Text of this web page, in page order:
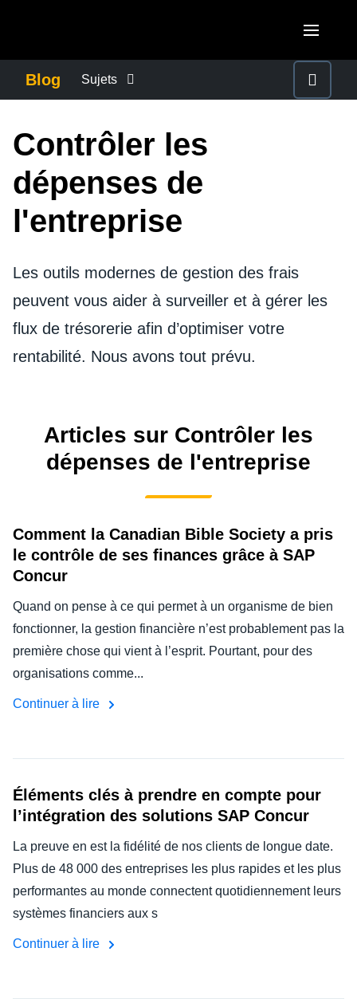
Canada (English)
Canada (Français)
México (Español)
France (Français)
Deutschland (Deutsch)
Sweden (English)
Denmark (English)
España (Español)
ASIA PACIFIC
日本（日本語)
Singapore (English)
Blog Sujets
CONTRÔLER LES DÉPENSES DE L'ENTREPRISE
FRAUDE ET CONFORMITÉ
DURABILITÉ ÉCOLOGIQUE
Contrôler les
dépenses de
l'entreprise
Les outils modernes de gestion des frais
peuvent vous aider à surveiller et à gérer les
flux de trésorerie afin d’optimiser votre
rentabilité. Nous avons tout prévu.
Articles sur Contrôler les
dépenses de l'entreprise
Comment la Canadian Bible Society a pris
le contrôle de ses finances grâce à SAP
Concur
Quand on pense à ce qui permet à un organisme de bien
fonctionner, la gestion financière n’est probablement pas la
première chose qui vient à l’esprit. Pourtant, pour des
organisations comme...
Continuer à lire
Éléments clés à prendre en compte pour
l’intégration des solutions SAP Concur
La preuve en est la fidélité de nos clients de longue date.
Plus de 48 000 des entreprises les plus rapides et les plus
performantes au monde connectent quotidiennement leurs
systèmes financiers aux s
Continuer à lire